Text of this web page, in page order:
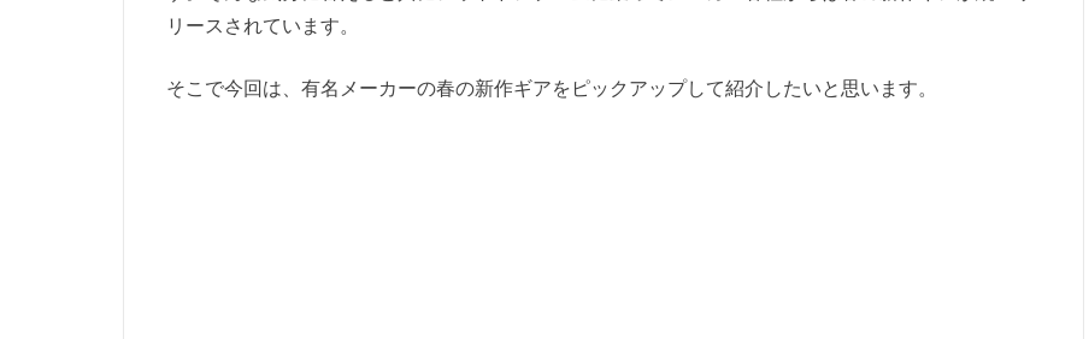
リースされています。
そこで今回は、有名メーカーの春の新作ギアをピックアップして紹介したいと思います。